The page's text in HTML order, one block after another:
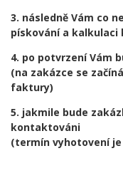
3. následně Vám co
pískování a kalkulaci
4. po potvrzení Vám
(na zakázce se
faktury)
5. jakmile bude
kontaktováni
(termín vyhotovení je